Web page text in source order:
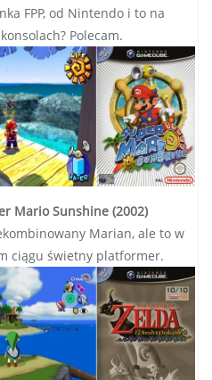
FPP, od Nintendo i to na
konsolach? Polecam.
Mario Sunshine (2002)
Marian, ale to w
ciągu świetny platformer.